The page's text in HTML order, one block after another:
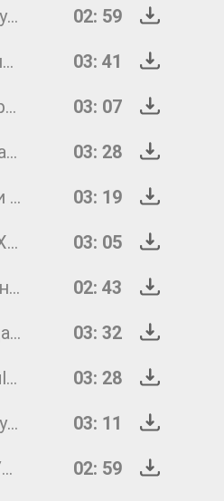
020.Влад Крутских - Капитошка
02: 59
017.Ангелина Лысых - Балерина
03: 41
016.Сева Тарасов - Гроза
03: 07
015.Вика Уразова - За окнами дождь
03: 28
014.Игрушки International - Шишки-ёлки
03: 19
013.Идея FIX - Один вопрос
03: 05
012.Волшебники двора - Иван Купала
02: 43
011.Настя Данилина - Косолапый дождь
03: 32
009.Sara-Soul & Sobol - Зажигай
03: 28
010.Влад Крутских - Любить ветер
03: 11
008.Денис Узков - Все на футбол!
02: 59